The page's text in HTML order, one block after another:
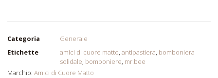
Categoria
Generale
Etichette
amici di cuore matto, antipastiera, bomboniera
solidale, bomboniere, mr.bee
Marchio: Amici di Cuore Matto